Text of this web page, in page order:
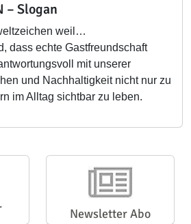
– Slogan
weil…
dass echte Gastfreundschaft
mit unserer
und Nachhaltigkeit nicht nur zu
im Alltag sichtbar zu leben.
Newsletter Abo